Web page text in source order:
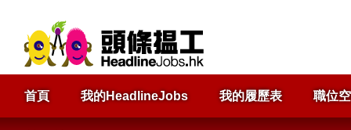
首頁 我的HeadlineJobs 我的履歷表 職位